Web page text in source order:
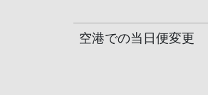
空港での当日便変更